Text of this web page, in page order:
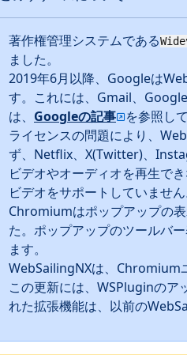
著作権管理システムである
ました。
2019年6月以降、Googleは
す。これには、Gmail、
は、 Googleの記事
を参照し
ライセンスの問題により、
ず、Netflix、X(Twitter)、
ビデオやオーディオを再生で
ビデオをサポートしていません
Chromiumはポップアップの
た。ポップアップのツールバ
ます。
WebSailingNXは、Chromium
この更新には、WSPluginのア
れた拡張機能は、以前の